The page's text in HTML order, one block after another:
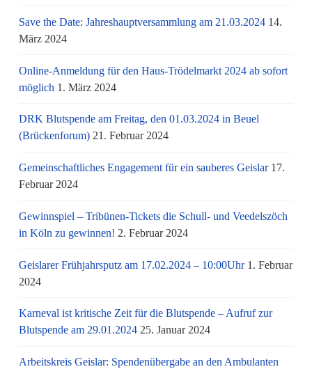
Save the Date: Jahreshauptversammlung am 21.03.2024 14.
März 2024
Online-Anmeldung für den Haus-Trödelmarkt 2024 ab sofort
möglich 1. März 2024
DRK Blutspende am Freitag, den 01.03.2024 in Beuel
(Brückenforum) 21. Februar 2024
Gemeinschaftliches Engagement für ein sauberes Geislar 17.
Februar 2024
Gewinnspiel – Tribünen-Tickets die Schull- und Veedelszöch
in Köln zu gewinnen! 2. Februar 2024
Geislarer Frühjahrsputz am 17.02.2024 – 10:00Uhr 1. Februar
2024
Karneval ist kritische Zeit für die Blutspende – Aufruf zur
Blutspende am 29.01.2024 25. Januar 2024
Arbeitskreis Geislar: Spendenübergabe an den Ambulanten